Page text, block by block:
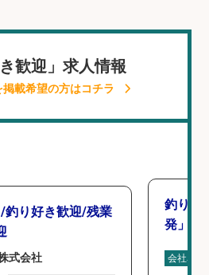
き歓迎」求人情報
載希望の方はコチラ
釣り好き歓迎/残業
式会社
釣り好
発」/
会社名